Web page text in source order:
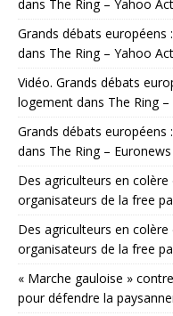
dans The Ring – Yahoo
Grands débats
dans The Ring – Yahoo
Vidéo. Grands débats
logement dans The Ring –
Grands débats
dans The Ring – Euronews
Des agriculteurs en
organisateurs de la free
Des agriculteurs en
organisateurs de la free
« Marche gauloise »
pour défendre la